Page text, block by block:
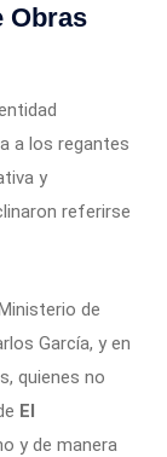
Obras
a los regantes
y
referirse
de
García, y en
quienes no
El
y de manera